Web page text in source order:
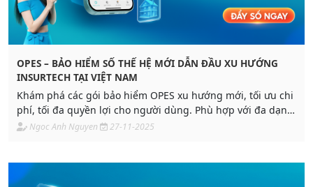
OPES – BẢO HIỂM SỐ THẾ HỆ MỚI DẪN ĐẦU XU HƯỚNG
INSURTECH TẠI VIỆT NAM
Khám phá các gói bảo hiểm OPES xu hướng mới, tối ưu chi
phí, tối đa quyền lợi cho người dùng. Phù hợp với đa dạng
nhu cầu khách hàng trong thời đại số cùng hoa hồng hấp
Ngoc Anh Nguyen 27-11-2025